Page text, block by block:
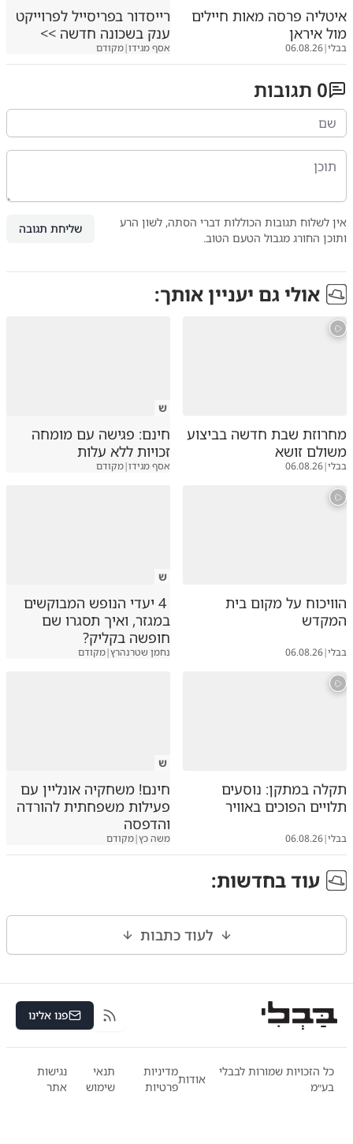
איטליה פרסה מאות חיילים
מול איראן
בבלי|
06.08.26
רייסדור בפריסייל לפרוייקט
ענק בשכונה חדשה >>
אסף מגידו|מקודם
0 תגובות
אין לשלוח תגובות הכוללות דברי הסתה, לשון הרע
ותוכן החורג מגבול הטעם הטוב.
שליחת תגובה
אולי גם יעניין אותך:
מחרוזת שבת חדשה בביצוע
משולם זושא
בבלי|
06.08.26
ש
חינם: פגישה עם מומחה
זכויות ללא עלות
אסף מגידו|מקודם
הוויכוח על מקום בית
המקדש
בבלי|
06.08.26
ש
4 יעדי הנופש המבוקשים
במגזר, ואיך תסגרו שם
חופשה בקליק?
נחמן שטרנהרץ|מקודם
תקלה במתקן: נוסעים
תלויים הפוכים באוויר
בבלי|
06.08.26
ש
חינם! משחקיה אונליין עם
פעילות משפחתית להורדה
והדפסה
משה כץ|מקודם
עוד בחדשות:
לעוד כתבות
RSS פנו אלינו
כל הזכויות שמורות לבבלי
בע״מ
אודות
מדיניות
פרטיות
תנאי
שימוש
נגישות
אתר